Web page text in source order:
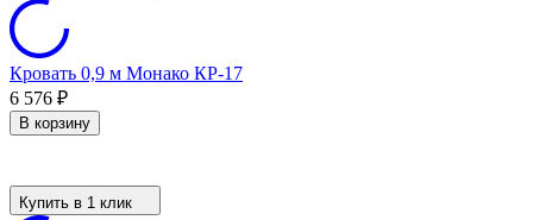
Кровать 0,9 м Монако КР-17
6 576 ₽
В корзину
Купить в 1 клик